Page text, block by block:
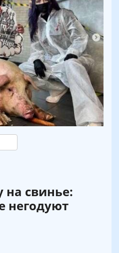
на свинье:
негодуют